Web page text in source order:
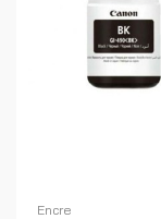
Encre